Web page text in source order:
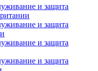
и защита
и защита
и защита
и защита